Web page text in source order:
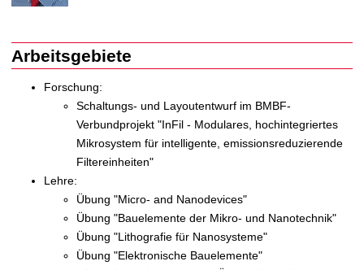
Arbeitsgebiete
Forschung:
Schaltungs- und Layoutentwurf im BMBF-
Verbundprojekt "InFil - Modulares, hochintegriertes
Mikrosystem für intelligente, emissionsreduzierende
Filtereinheiten"
Lehre:
Übung "Micro- and Nanodevices"
Übung "Bauelemente der Mikro- und Nanotechnik"
Übung "Lithografie für Nanosysteme"
Übung "Elektronische Bauelemente"